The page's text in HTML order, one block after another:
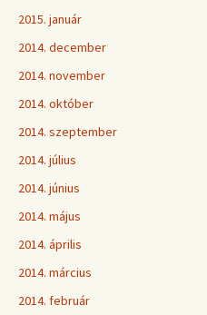
2015. január
2014. december
2014. november
2014. október
2014. szeptember
2014. július
2014. június
2014. május
2014. április
2014. március
2014. február